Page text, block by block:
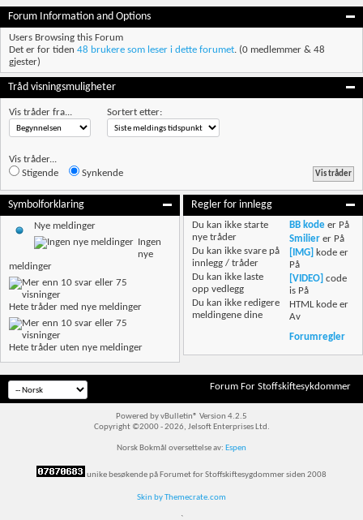
Forum Information and Options
Users Browsing this Forum
Det er for tiden 48 brukere som leser i dette forumet. (0 medlemmer & 48
gjester)
Tråd visningsmuligheter
Vis tråder fra... Sortert etter:
Vis tråder...
Stigende
Synkende
Symbolforklaring
Nye meldinger
Ingen
nye
meldinger
Hete tråder med nye meldinger
Hete tråder uten nye meldinger
Regler for innlegg
Du kan ikke starte
nye tråder
Du kan ikke svare på
innlegg / tråder
Du kan ikke laste
opp vedlegg
Du kan ikke redigere
meldingene dine
BB kode er På
Smilier er På
[IMG]
kode er
På
[VIDEO] code
is På
HTML kode er
Av
Forumregler
Forum For Stoffskiftesykdommer
Powered by vBulletin® Version 4.2.5
Copyright ©2000 - 2026, Jelsoft Enterprises Ltd.
Norsk Bokmål oversettelse av: Espen
unike besøkende på Forumet for Stoffskiftesygdommer siden 2008
Skin by Themecrate.com